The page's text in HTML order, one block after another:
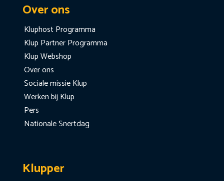
Over ons
Kluphost Programma
Klup Partner Programma
Klup Webshop
Over ons
Sociale missie Klup
Werken bij Klup
Pers
Nationale Snertdag
Klupper